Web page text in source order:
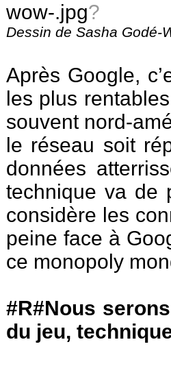
wow-.jpg?
Dessin de Sasha Godé-
Après Google,
les plus
souvent nord-
le réseau soit
données
technique va de
considère les
peine face à
ce monopoly
#R#Nous
du jeu,